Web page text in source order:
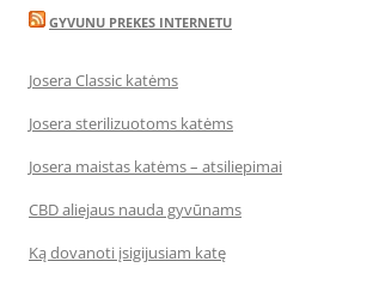
GYVUNU PREKES INTERNETU
Josera Classic katėms
Josera sterilizuotoms katėms
Josera maistas katėms – atsiliepimai
CBD aliejaus nauda gyvūnams
Ką dovanoti įsigijusiam katę